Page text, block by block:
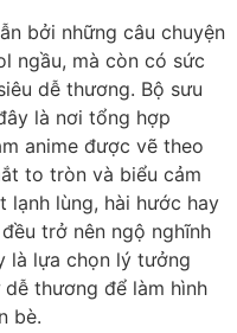
bởi những câu chuyện
ngầu, mà còn có sức
dễ thương. Bộ sưu
là nơi tổng hợp
anime được vẽ theo
to tròn và biểu cảm
lạnh lùng, hài hước hay
trở nên ngộ nghĩnh
là lựa chọn lý tưởng
thương để làm hình
bè.